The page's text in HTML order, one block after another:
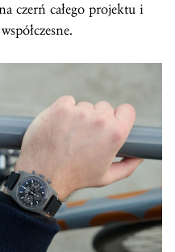
czerń całego projektu i